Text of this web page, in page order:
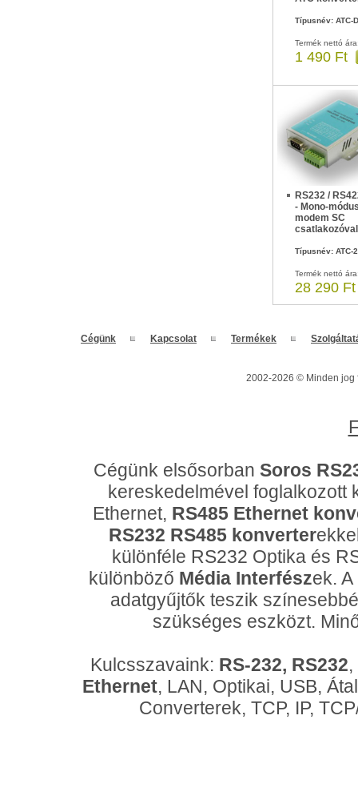
Típusnév: ATC-
Termék nettó
1 490 Ft
RS232 /
- Mono-
modem SC
csatlakozóval
Típusnév: ATC-
Termék nettó
28 290 Ft
Cégünk Kapcsolat Termékek
2002-2026 © Minden jog
Cégünk elsősorban Soros
kereskedelmével foglalkozott
Ethernet, RS485 Ethernet
RS232 RS485 konverter
különféle RS232 Optika és
különböző Média Interfészek.
adatgyűjtők teszik
szükséges eszközt.
Kulcsszavaink: RS-232, RS232
Ethernet, LAN, Optikai, USB,
Converterek, TCP, IP,